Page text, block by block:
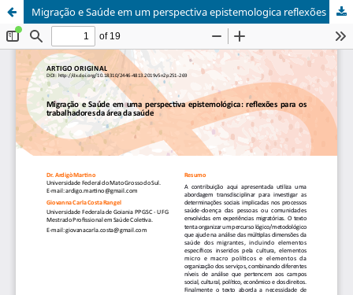
Migração e Saúde em um perspectiva epistemologica reflexões para os trabalhadores da área da saúde